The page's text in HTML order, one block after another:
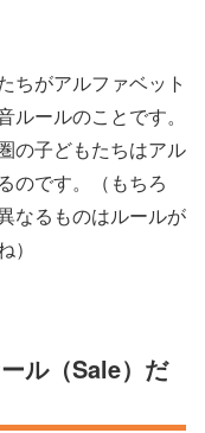
ちがアルファベット
ールのことです。
の子どもたちはアル
のです。（もちろ
なるものはルールが
ル（Sale）だ